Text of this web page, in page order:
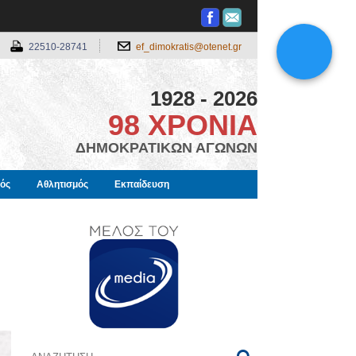
22510-28741 ef_dimokratis@otenet.gr
1928 - 2026
98 ΧΡΟΝΙΑ
ΔΗΜΟΚΡΑΤΙΚΩΝ ΑΓΩΝΩΝ
Αθλητισμός Εκπαίδευση